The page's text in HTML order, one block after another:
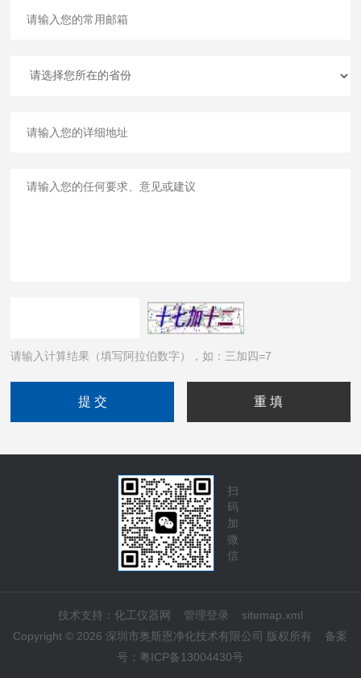
请输入计算结果（填写阿拉伯数字），如：三加四=7
扫
码
加
微
信
技术支持： 化工仪器网 管理登录
sitemap.xml
Copyright © 2026 深圳市奥斯恩净化技术有限公司 版权所有 备案
号： 粤ICP备13004430号